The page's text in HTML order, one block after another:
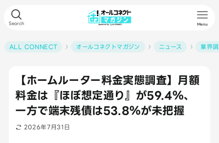
Search Menu
ALL CONNECT オールコネクトマガジン ニュース 業界
【ホームルーター料金実態調査】月額
料金は『ほぼ想定通り』が59.4％、
一方で端末残債は53.8％が未把握
2026年7月31日